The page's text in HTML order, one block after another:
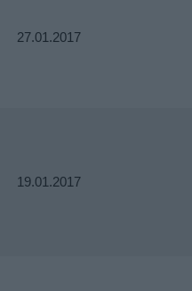
27.01.2017
19.01.2017